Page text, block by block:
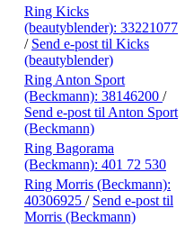
Ring Kicks
(beautyblender): 33221077
/ Send e-post til Kicks
(beautyblender)
Ring Anton Sport
(Beckmann): 38146200 /
Send e-post til Anton Sport
(Beckmann)
Ring Bagorama
(Beckmann): 401 72 530
Ring Morris (Beckmann):
40306925 / Send e-post til
Morris (Beckmann)